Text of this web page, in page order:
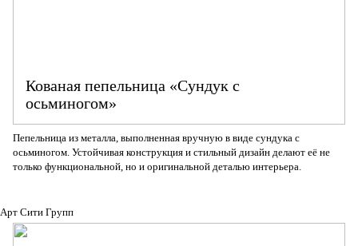
Кованая пепельница «Сундук с
осьминогом»
Пепельница из металла, выполненная вручную в виде сундука с
осьминогом. Устойчивая конструкция и стильный дизайн делают её не
только функциональной, но и оригинальной деталью интерьера.
Арт Сити Групп